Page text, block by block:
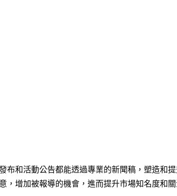
和活動公告都能透過專業的新聞稿，塑造和
增加被報導的機會，進而提升市場知名度和